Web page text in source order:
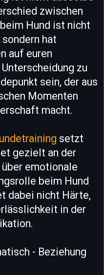
zwischen
Hund ist nicht
hat
auf euren
zu
sein, der aus
Momenten
macht.
setzt
gezielt an der
emotionale
beim Hund
dabei nicht Härte,
in der
- Beziehung